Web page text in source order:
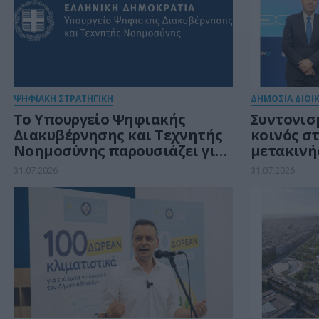
ΨΗΦΙΑΚΗ ΣΤΡΑΤΗΓΙΚΗ
Το Υπουργείο Ψηφιακής
Διακυβέρνησης και Τεχνητής
Νοημοσύνης παρουσιάζει για
πρώτη φορά τους βασικούς
άξονες του νέου Εθνικού
Διαστημικού Προγράμματος
31.07.2026
ΔΗΜΟΣΙΑ
κοινός
31.07.2026